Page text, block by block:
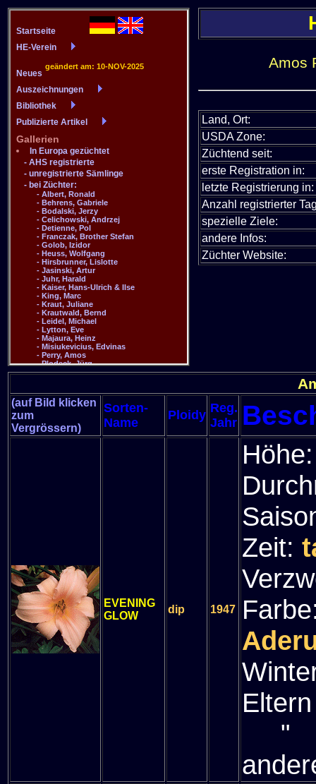
Amos
Land, Ort:
USDA Zone:
Züchtend seit:
erste Registration in:
letzte Registrierung in:
Anzahl registrierter
spezielle Ziele:
andere Infos:
Züchter Website:
(auf Bild klicken
zum
Vergrössern)
Sorten-
Name
Ploidy Reg.
Jahr
EVENING
GLOW
dip 1947
Zeit:
"